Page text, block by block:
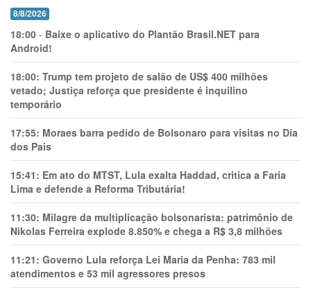
8/8/2026
18:00 - Baixe o aplicativo do Plantão Brasil.NET para
Android!
18:00: Trump tem projeto de salão de US$ 400 milhões
vetado; Justiça reforça que presidente é inquilino
temporário
17:55: Moraes barra pedido de Bolsonaro para visitas no Dia
dos Pais
15:41: Em ato do MTST, Lula exalta Haddad, critica a Faria
Lima e defende a Reforma Tributária!
11:30: Milagre da multiplicação bolsonarista: patrimônio de
Nikolas Ferreira explode 8.850% e chega a R$ 3,8 milhões
11:21: Governo Lula reforça Lei Maria da Penha: 783 mil
atendimentos e 53 mil agressores presos